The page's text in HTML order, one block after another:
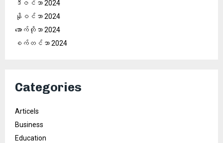
ဒီဇင်ဘာ 2024
နိုဝင်ဘာ 2024
အောက်တိုဘာ 2024
စက်တင်ဘာ 2024
Categories
Articels
Business
Education